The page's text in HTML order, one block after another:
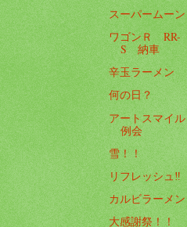
スーパームーン
ワゴンＲ RR-
S 納車
辛玉ラーメン
何の日？
アートスマイル
例会
雪！！
リフレッシュ‼️
カルビラーメン
大感謝祭！！